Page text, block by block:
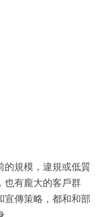
的規模，違規或低質
也有龐大的客戶群
宣傳策略，都和和部